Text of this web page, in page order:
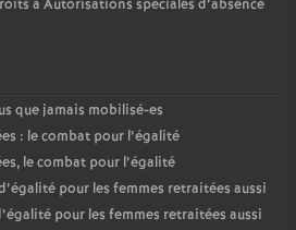
à Autorisations spéciales d’absence
que jamais mobilisé-es
: le combat pour l’égalité
le combat pour l’égalité
pour les femmes retraitées aussi
pour les femmes retraitées aussi